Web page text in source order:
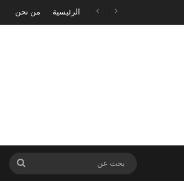
الرئيسية من نحن
بحث